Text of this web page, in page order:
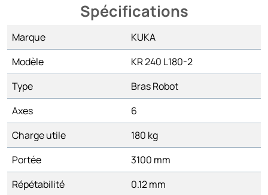
Spécifications
Marque
KUKA
Modèle
KR 240 L180-2
Type
Bras Robot
Axes
6
Charge utile
180 kg
Portée
3100 mm
Répétabilité
0.12 mm